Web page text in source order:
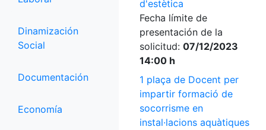
Dinamización
Social
Documentación
Economía
d'estètica
Fecha límite de
presentación de la
solicitud: 07/12/2023
14:00 h
1 plaça de Docent per
impartir formació de
socorrisme en
instal·lacions aquàtiques